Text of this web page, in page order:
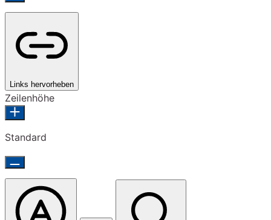
Links hervorheben
Zeilenhöhe
Standard